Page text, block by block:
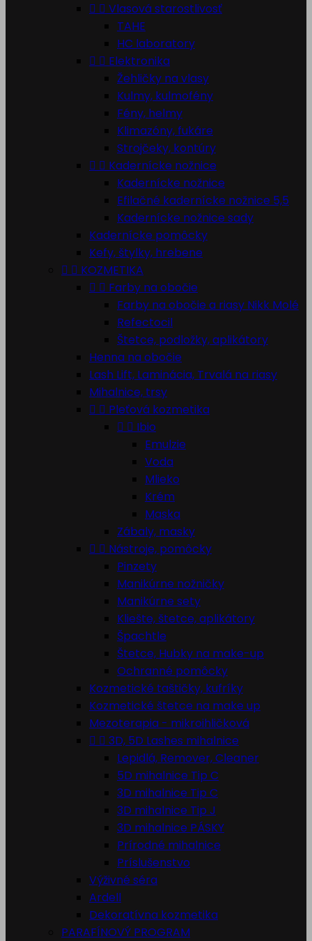
  Vlasová starostlivosť
TAHE
HC laboratory
  Elektronika
Žehličky na vlasy
Kulmy, kulmofény
Fény, helmy
Klimazóny, fukáre
Strojčeky, kontúry
  Kadernícke nožnice
Kadernícke nožnice
Efilačné kadernícke nožnice 5,5
Kadernícke nožnice sady
Kadernícke pomôcky
Kefy, štylky, hrebene
  KOZMETIKA
  Farby na obočie
Farby na obočie a riasy Nikk Molé
Refectocil
Štetce, podložky, aplikátory
Henna na obočie
Lash Lift, Laminácia, Trvalá na riasy
Mihalnice, trsy
  Pleťová kozmetika
  Ibio
Emulzie
Voda
Mlieko
Krém
Maska
Zábaly, masky
  Nástroje, pomôcky
Pinzety
Manikúrne nožničky
Manikúrne sety
Kliešte, štetce, aplikátory
Špachtle
Štetce, Hubky na make-up
Ochranné pomôcky
Kozmetické taštičky, kufríky
Kozmetické štetce na make up
Mezoterapia - mikroihličková
  3D, 5D Lashes mihalnice
Lepidlá, Remover, Cleaner
5D mihalnice Tip C
3D mihalnice Tip C
3D mihalnice Tip J
3D mihalnice PÁSKY
Prírodné mihalnice
Príslušenstvo
Výživné séra
Ardell
Dekoratívna kozmetika
PARAFÍNOVÝ PROGRAM